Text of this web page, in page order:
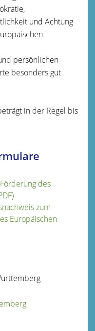
und Achtung
persönlichen
besonders gut
in der Regel bis
des
zum
Europäischen